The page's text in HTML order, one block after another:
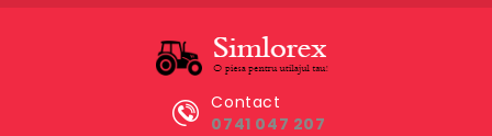
Contact
0741 047 207